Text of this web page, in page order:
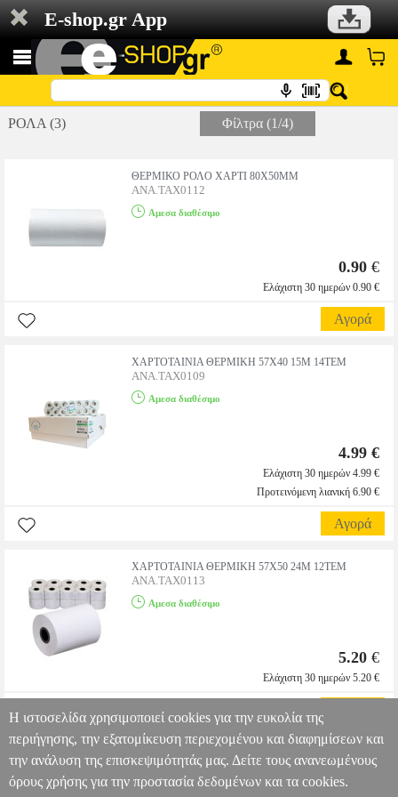
E-shop.gr App
ΡΟΛΑ (3) Φίλτρα (1/4)
ΘΕΡΜΙΚΟ ΡΟΛΟ ΧΑΡΤΙ 80X50ΜΜ
ANA.TAX0112
Αμεσα διαθέσιμο
0.90 €
Ελάχιστη 30 ημερών 0.90 €
Αγορά
ΧΑΡΤΟΤΑΙΝΙΑ ΘΕΡΜΙΚΗ 57X40 15M 14TEM
ANA.TAX0109
Αμεσα διαθέσιμο
4.99 €
Ελάχιστη 30 ημερών 4.99 €
Προτεινόμενη λιανική 6.90 €
Αγορά
ΧΑΡΤΟΤΑΙΝΙΑ ΘΕΡΜΙΚΗ 57X50 24M 12TEM
ANA.TAX0113
Αμεσα διαθέσιμο
5.20 €
Ελάχιστη 30 ημερών 5.20 €
Η ιστοσελίδα χρησιμοποιεί cookies για την ευκολία της
περιήγησης, την εξατομίκευση περιεχομένου και διαφημίσεων και
την ανάλυση της επισκεψιμότητάς μας. Δείτε τους ανανεωμένους
όρους χρήσης για την προστασία δεδομένων και τα cookies.